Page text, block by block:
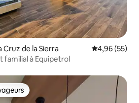
de la Sierra Évaluation
4,96 (55)
familial à Equipetrol
les plus appréciés